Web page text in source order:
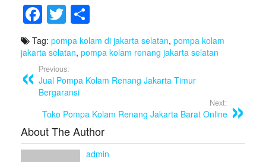
F
a
c
e
b
o
o
k
T
wi
tt
er
h
ar
e
Tag: pompa kolam di jakarta selatan, pompa kolam
jakarta selatan, pompa kolam renang jakarta selatan
Previous:
Jual Pompa Kolam Renang Jakarta Timur
Bergaransi
Next:
Toko Pompa Kolam Renang Jakarta Barat Online
About The Author
admin